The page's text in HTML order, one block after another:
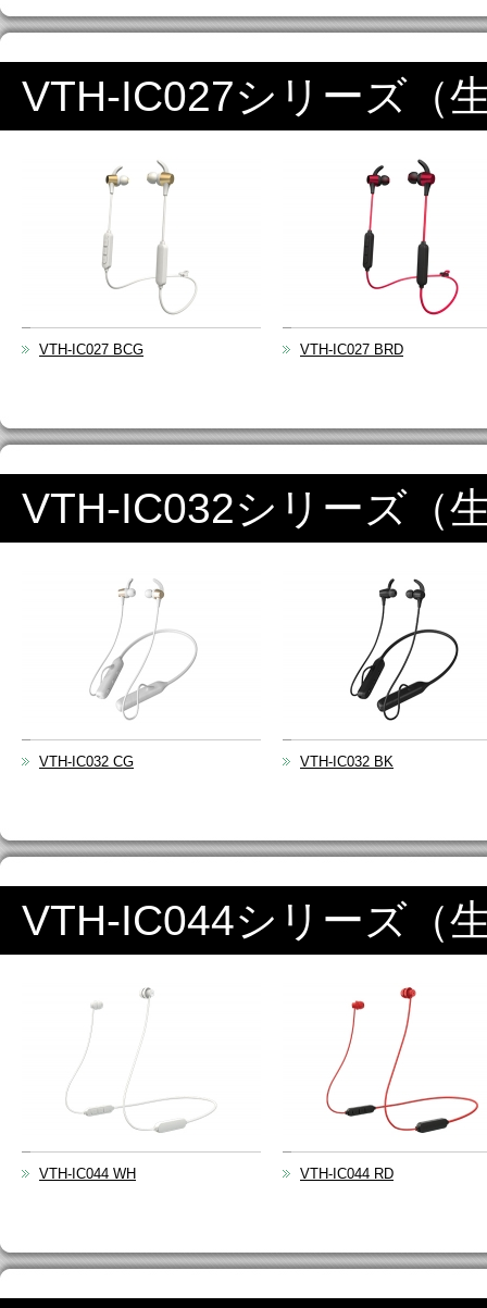
VTH-IC027シリーズ（
VTH-IC027 BCG VTH-IC027 BRD
VTH-IC032シリーズ（
VTH-IC032 CG VTH-IC032 BK
VTH-IC044シリーズ（
VTH-IC044 WH VTH-IC044 RD